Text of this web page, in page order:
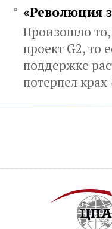
«Революция
Произошло
проект G2, то
поддержке
потерпел крах